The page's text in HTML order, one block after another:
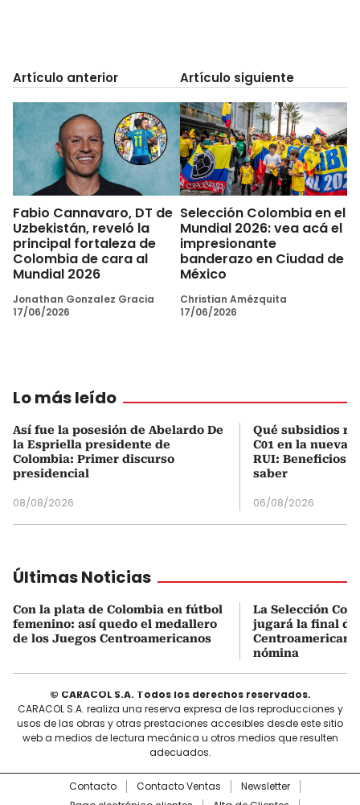
Artículo anterior
Fabio Cannavaro, DT de
Uzbekistán, reveló la
principal fortaleza de
Colombia de cara al
Mundial 2026
Jonathan Gonzalez Gracia
17/06/2026
Artículo siguiente
Selección Colombia en el
Mundial 2026: vea acá el
impresionante
banderazo en Ciudad de
México
Christian Amézquita
17/06/2026
Lo más leído
Así fue la posesión de Abelardo De
la Espriella presidente de
Colombia: Primer discurso
presidencial
08/08/2026
Qué subsidios
C01 en la nueva
RUI: Beneficios
saber
06/08/2026
Últimas Noticias
Con la plata de Colombia en fútbol
femenino: así quedo el medallero
de los Juegos Centroamericanos
La Selección
jugará la final de
nómina
© CARACOL S.A. Todos los derechos reservados.
CARACOL S.A. realiza una reserva expresa de las reproducciones y
usos de las obras y otras prestaciones accesibles desde este sitio
web a medios de lectura mecánica u otros medios que resulten
adecuados.
Contacto Contacto Ventas
Newsletter